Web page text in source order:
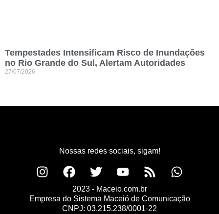
Tempestades Intensificam Risco de Inundações
no Rio Grande do Sul, Alertam Autoridades
27/07/2026
Nossas redes sociais, sigam!
2023 - Maceio.com.br
Empresa do Sistema Maceió de Comunicação
CNPJ: 03.215.238/0001-22